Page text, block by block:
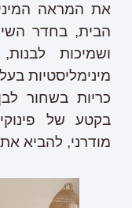
את המראה
הבית, בחדר
ושמיכות
מינימליסטיות
כריות בשחור
בקטע של
מודרני, להביא